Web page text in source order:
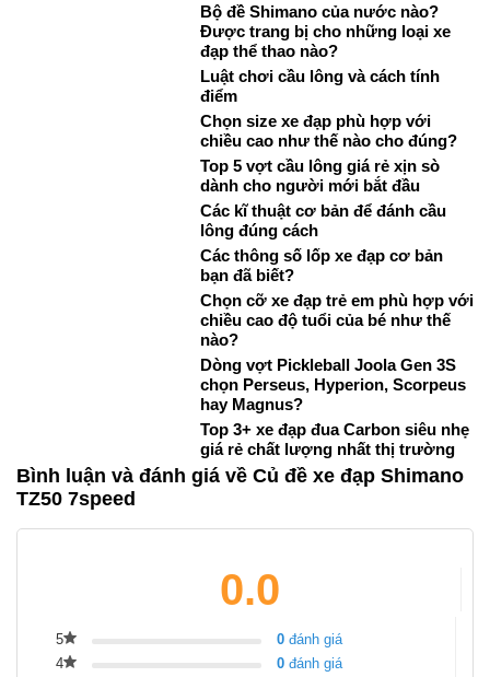
Bộ đề Shimano của nước nào?
Được trang bị cho những loại xe
đạp thể thao nào?
Luật chơi cầu lông và cách tính
điểm
Chọn size xe đạp phù hợp với
chiều cao như thế nào cho đúng?
Top 5 vợt cầu lông giá rẻ xịn sò
dành cho người mới bắt đầu
Các kĩ thuật cơ bản để đánh cầu
lông đúng cách
Các thông số lốp xe đạp cơ bản
bạn đã biết?
Chọn cỡ xe đạp trẻ em phù hợp với
chiều cao độ tuổi của bé như thế
nào?
Dòng vợt Pickleball Joola Gen 3S
chọn Perseus, Hyperion, Scorpeus
hay Magnus?
Top 3+ xe đạp đua Carbon siêu nhẹ
giá rẻ chất lượng nhất thị trường
Bình luận và đánh giá về Củ đề xe đạp Shimano
TZ50 7speed
0.0
5 0 đánh giá
4
0 đánh giá